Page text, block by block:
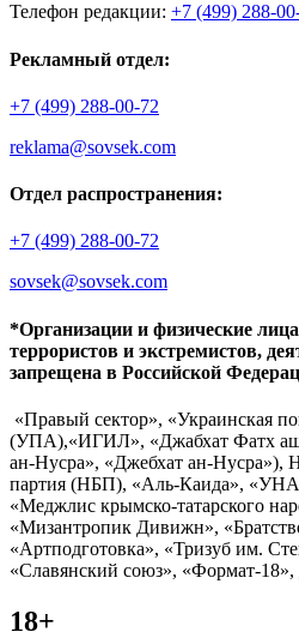
Телефон редакции: +7 (499) 288-
Рекламный отдел:
+7 (499) 288-00-72
reklama@sovsek.com
Отдел распространения:
+7 (499) 288-00-72
sovsek@sovsek.com
*Организации и физические
террористов и экстремистов,
запрещена в Российской
«Правый сектор», «Украинская
(УПА),«ИГИЛ», «Джабхат Фатх
ан-Нусра», «Джебхат ан-Нусра»),
партия (НБП), «Аль-Каида»,
«Меджлис крымско-татарского
«Мизантропик Дивижн»,
«Артподготовка», «Тризуб им.
«Славянский союз», «Формат-
18+